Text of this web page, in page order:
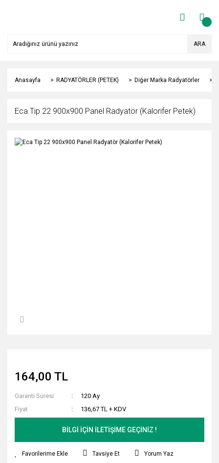
ARA
Anasayfa RADYATÖRLER (PETEK) Diğer Marka Radyatörler
Eca Tip 22 900x900 Panel Radyatör (Kalorifer Petek)
164,00 TL
Garanti Süresi
120 Ay
Fiyat
136,67 TL + KDV
BİLGİ İÇİN İLETİŞİME GEÇİNİZ !
Tavsiye Et Yorum Yaz